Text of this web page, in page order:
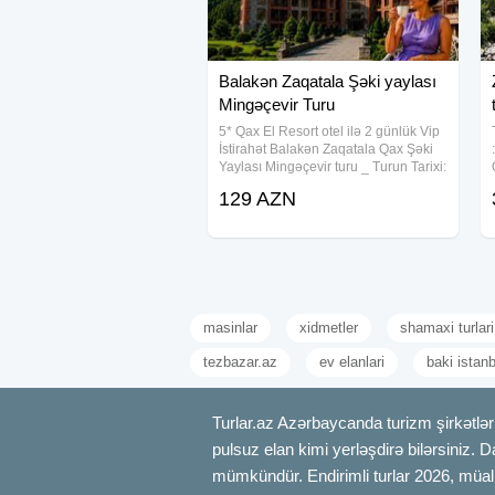
Balakən Zaqatala Şəki yaylası
Mingəçevir Turu
5* Qax El Resort otel ilə 2 günlük Vip
İstirahət Balakən Zaqatala Qax Şəki
Yaylası Mingəçevir turu _ Turun Tarixi:
iyul • 11-12 iyul • 15-16 iyul • 18-19
129 AZN
masinlar xidmetler shamaxi turlari
tezbazar.az ev elanlari baki
Turlar.az Azərbaycanda turizm
pulsuz elan kimi yerləşdirə bilərsiniz.
mümkündür. Endirimli turlar 2026,